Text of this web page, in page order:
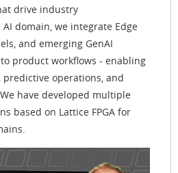
drive industry
domain, we integrate Edge
and emerging GenAI
product workflows - enabling
predictive operations, and
have developed multiple
based on Lattice FPGA for